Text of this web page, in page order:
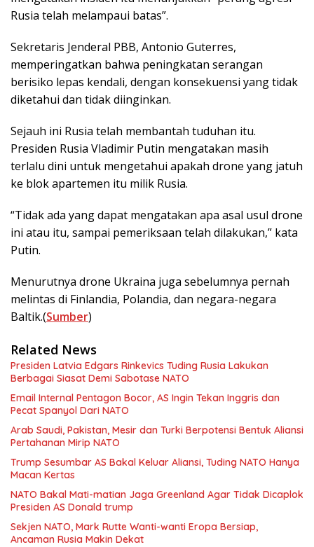
Rusia telah melampaui batas”.
Sekretaris Jenderal PBB, Antonio Guterres,
memperingatkan bahwa peningkatan serangan
berisiko lepas kendali, dengan konsekuensi yang tidak
diketahui dan tidak diinginkan.
Sejauh ini Rusia telah membantah tuduhan itu.
Presiden Rusia Vladimir Putin mengatakan masih
terlalu dini untuk mengetahui apakah drone yang jatuh
ke blok apartemen itu milik Rusia.
“Tidak ada yang dapat mengatakan apa asal usul drone
ini atau itu, sampai pemeriksaan telah dilakukan,” kata
Putin.
Menurutnya drone Ukraina juga sebelumnya pernah
melintas di Finlandia, Polandia, dan negara-negara
Baltik.(Sumber)
Related News
Presiden Latvia Edgars Rinkevics Tuding Rusia Lakukan
Berbagai Siasat Demi Sabotase NATO
Email Internal Pentagon Bocor, AS Ingin Tekan Inggris dan
Pecat Spanyol Dari NATO
Arab Saudi, Pakistan, Mesir dan Turki Berpotensi Bentuk Aliansi
Pertahanan Mirip NATO
Trump Sesumbar AS Bakal Keluar Aliansi, Tuding NATO Hanya
Macan Kertas
NATO Bakal Mati-matian Jaga Greenland Agar Tidak Dicaplok
Presiden AS Donald trump
Sekjen NATO, Mark Rutte Wanti-wanti Eropa Bersiap,
Ancaman Rusia Makin Dekat